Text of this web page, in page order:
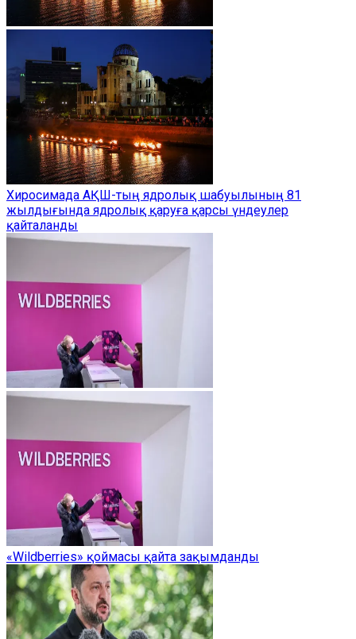
Хиросимада АҚШ-тың ядролық шабуылының 81
жылдығында ядролық қаруға қарсы үндеулер
қайталанды
«Wildberries» қоймасы қайта зақымданды